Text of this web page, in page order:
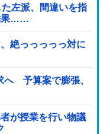
左派、間違いを指
果……
絶っっっっっ対に
へ 予算案で膨張、
が授業を行い物議